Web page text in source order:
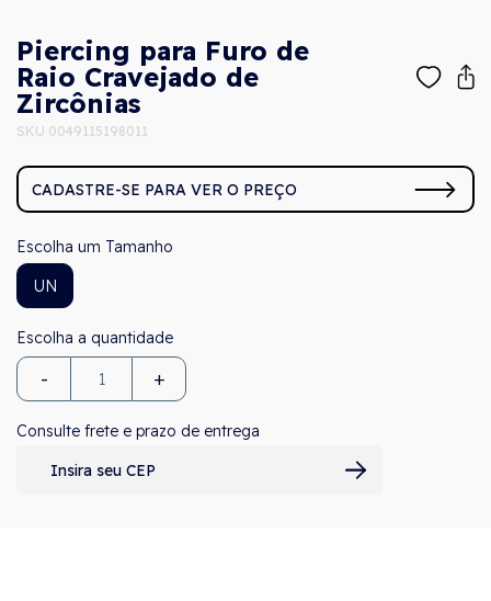
Piercing para Furo de
Raio Cravejado de
Zircônias
SKU 0049115198011
CADASTRE-SE PARA VER O PREÇO
Tamanho
UN
- +
Consulte frete e prazo de entrega